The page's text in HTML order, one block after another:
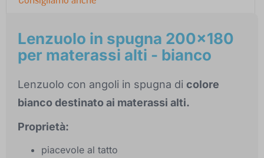
Lenzuolo in spugna 200x180
per materassi alti - bianco
Lenzuolo con angoli in spugna di colore
bianco destinato ai materassi alti.
Proprietà:
piacevole al tatto